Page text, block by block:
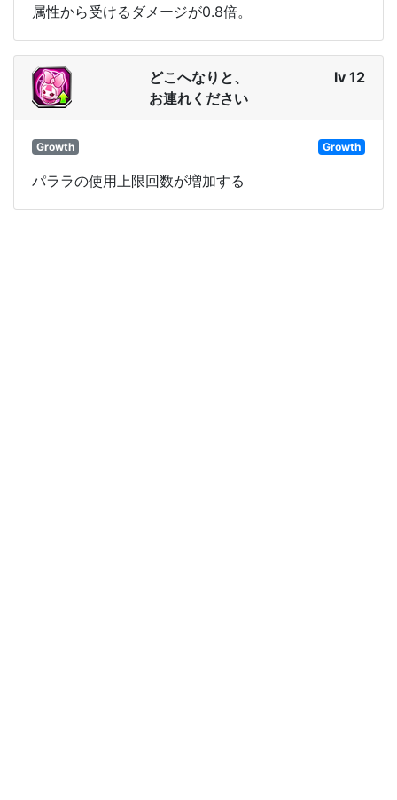
属性から受けるダメージが0.8倍。
どこへなりと、
お連れください
lv 12
Growth Growth
パララの使用上限回数が増加する